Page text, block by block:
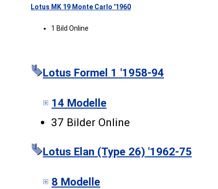
Lotus MK 19 Monte Carlo '1960
1 Bild Online
Lotus Formel 1 '1958-94
14 Modelle
37 Bilder Online
Lotus Elan (Type 26) '1962-75
8 Modelle